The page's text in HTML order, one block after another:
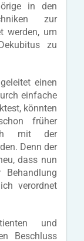
in den
zur
werden, um
zu
einen
einfache
könnten
früher
mit der
Denn der
dass nun
verordnet
und
Beschluss